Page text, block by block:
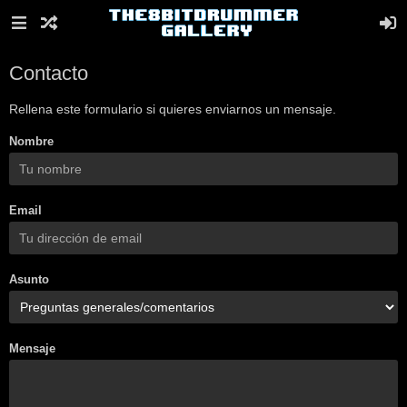
Contacto
Rellena este formulario si quieres enviarnos un mensaje.
Nombre
Email
Asunto
Mensaje